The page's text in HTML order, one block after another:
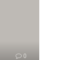
0